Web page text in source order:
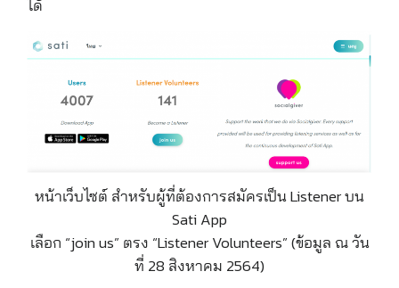
หน้าเว็บไซต์ สำหรับผู้ที่ต้องการสมัครเป็น Listener บน
Sati App
เลือก “join us” ตรง “Listener Volunteers” (ข้อมูล ณ วัน
ที่ 28 สิงหาคม 2564)